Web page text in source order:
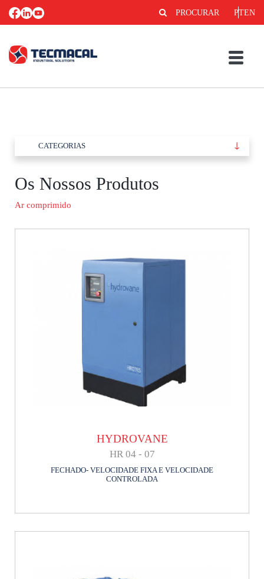
EN
PT
PROCURAR
CATEGORIAS
Os Nossos Produtos
Ar comprimido
HYDROVANE
HR 04 - 07
FECHADO- VELOCIDADE FIXA E VELOCIDADE
CONTROLADA